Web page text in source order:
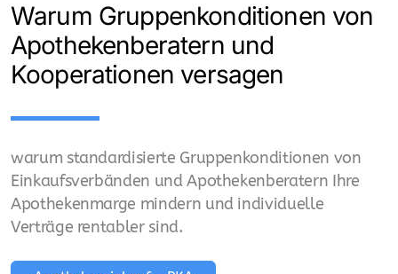
Warum Gruppenkonditionen von
Apothekenberatern und
Kooperationen versagen
warum standardisierte Gruppenkonditionen von
Einkaufsverbänden und Apothekenberatern Ihre
Apothekenmarge mindern und individuelle
Verträge rentabler sind.